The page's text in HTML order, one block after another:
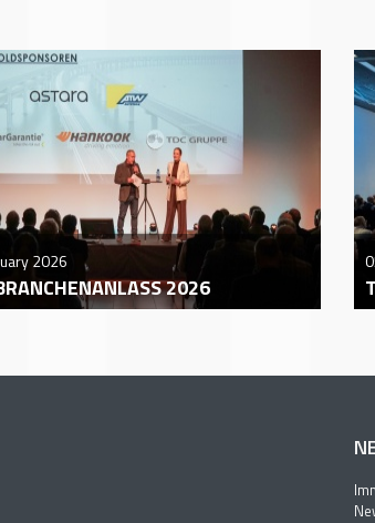
2026
2026